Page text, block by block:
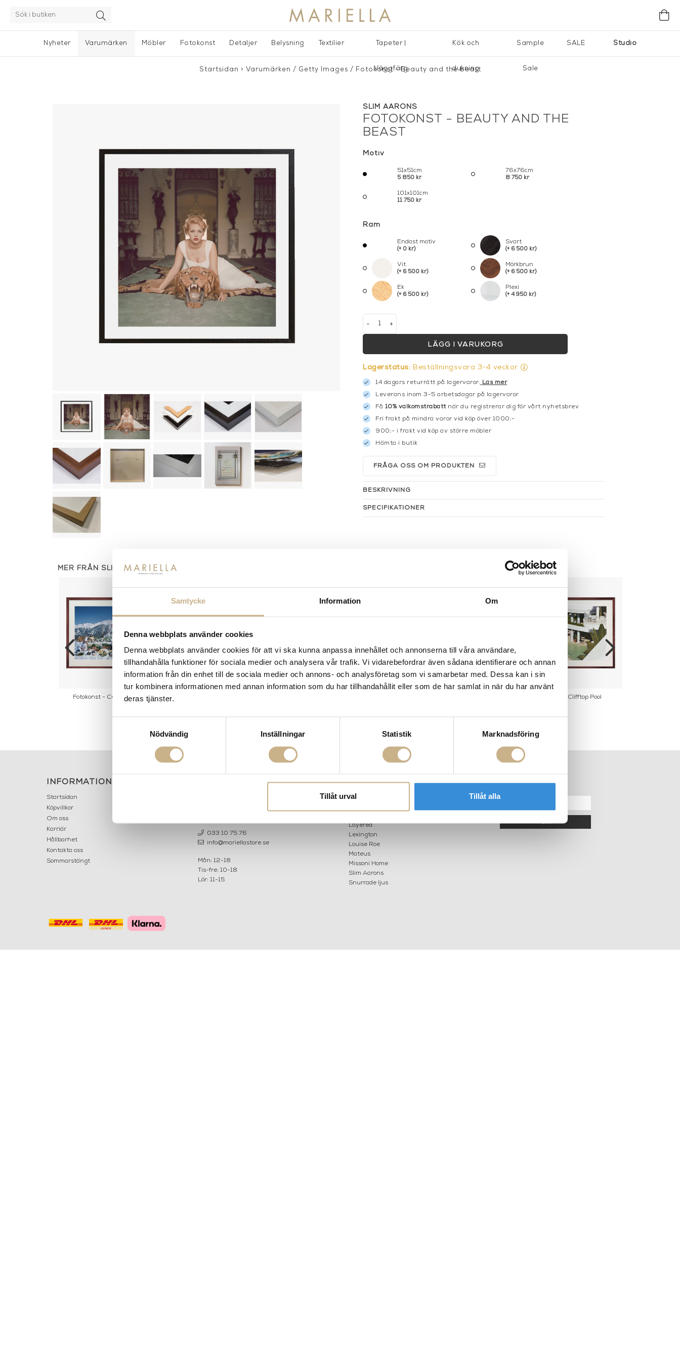
Samtycke Information Om
Denna webbplats använder cookies
Denna webbplats använder cookies för att vi ska kunna anpassa innehållet och annonserna till våra användare,
tillhandahålla funktioner för sociala medier och analysera vår trafik. Vi vidarebefordrar även sådana identifierare och annan
information från din enhet till de sociala medier och annons- och analysföretag som vi samarbetar med. Dessa kan i sin
tur kombinera informationen med annan information som du har tillhandahållit eller som de har samlat in när du har använt
deras tjänster.
Nödvändig
Inställningar Statistik Marknadsföring
Tillåt urval Tillåt alla
Nyheter Studio
Varumärken Möbler Fotokonst Detaljer Belysning Textilier Tapeter |
Väggfärg
Kök och
dukning
Sample
Sale
SALE
Startsidan > Varumärken / Getty Images / Fotokonst - Beauty and the beast
SLIM AARONS
FOTOKONST - BEAUTY AND THE
BEAST
Motiv
51x51cm
5 850 kr
76x76cm
8 750 kr
101x101cm
11 750 kr
Ram
Endast motiv
(+ 0 kr)
Svart
(+ 6 500 kr)
Vit
(+ 6 500 kr)
Mörkbrun
(+ 6 500 kr)
Ek
(+ 6 500 kr)
Plexi
(+ 4 950 kr)
+
-
LÄGG I VARUKORG
Lagerstatus: Beställningsvara 3-4 veckor
14 dagars returrätt på lagervaror. Läs mer
Leverans inom 3-5 arbetsdagar på lagervaror
Få 10% välkomstrabattnär du registrerar dig för vårt nyhetsbrev
Fri frakt på mindra varor vid köp över 1000:-
900:- i frakt vid köp av större möbler
Hämta i butik
FRÅGA OSS OM PRODUKTEN
BESKRIVNING
SPECIFIKATIONER
MER FRÅN SLIM AARONS
Fotokonst - Culinary Heights Fotokonst - Clifftop Pool
INFORMATION
Startsidan
Köpvillkor
Om oss
Karriär
Hållbarhet
Kontakta oss
Sommarstängt
033 10 75 76
info@mariellastore.se
Mån: 12-18
Tis-fre: 10-18
Lör: 11-15
POPULÄRA KATEGORIER
Nyheter
Layered
Lexington
Louise Roe
Mateus
Missoni Home
Slim Aarons
Snurrade ljus
NYHETSBREV
OK